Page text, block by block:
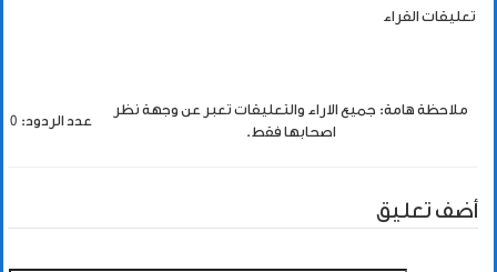
تعليقات القراء
ملاحظة هامة: جميع الاراء والتعليقات تعبر عن وجهة نظر
اصحابها فقط.
عدد الردود: 0
أضف تعليق